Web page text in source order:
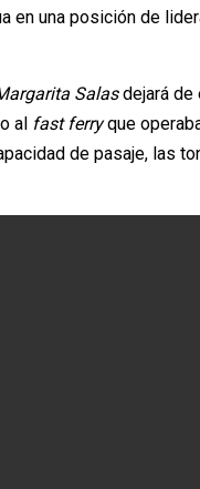
en una posición de
Salasdejará de
al fast ferryque
de pasaje, las